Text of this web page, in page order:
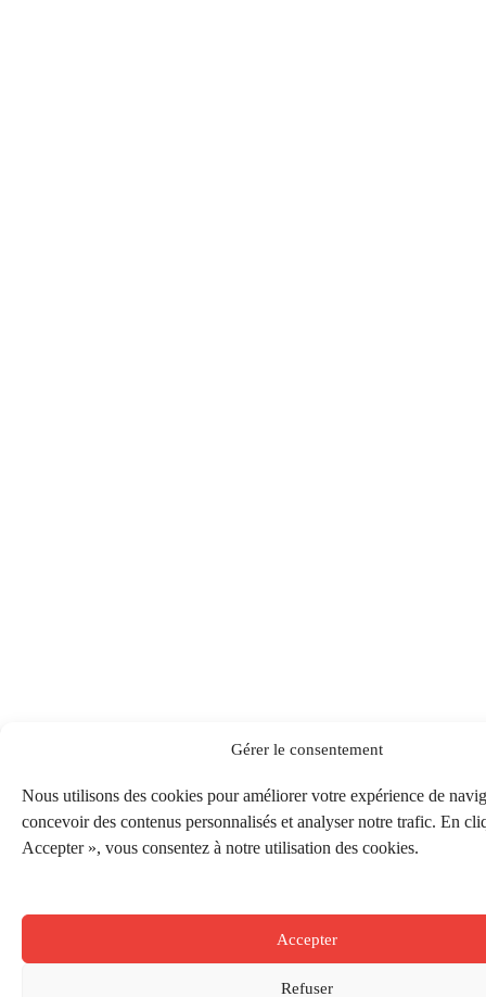
Gérer le consentement
Nous utilisons des cookies pour améliorer votre expérience de
concevoir des contenus personnalisés et analyser notre trafic. En
Accepter », vous consentez à notre utilisation des cookies.
Accepter
Refuser